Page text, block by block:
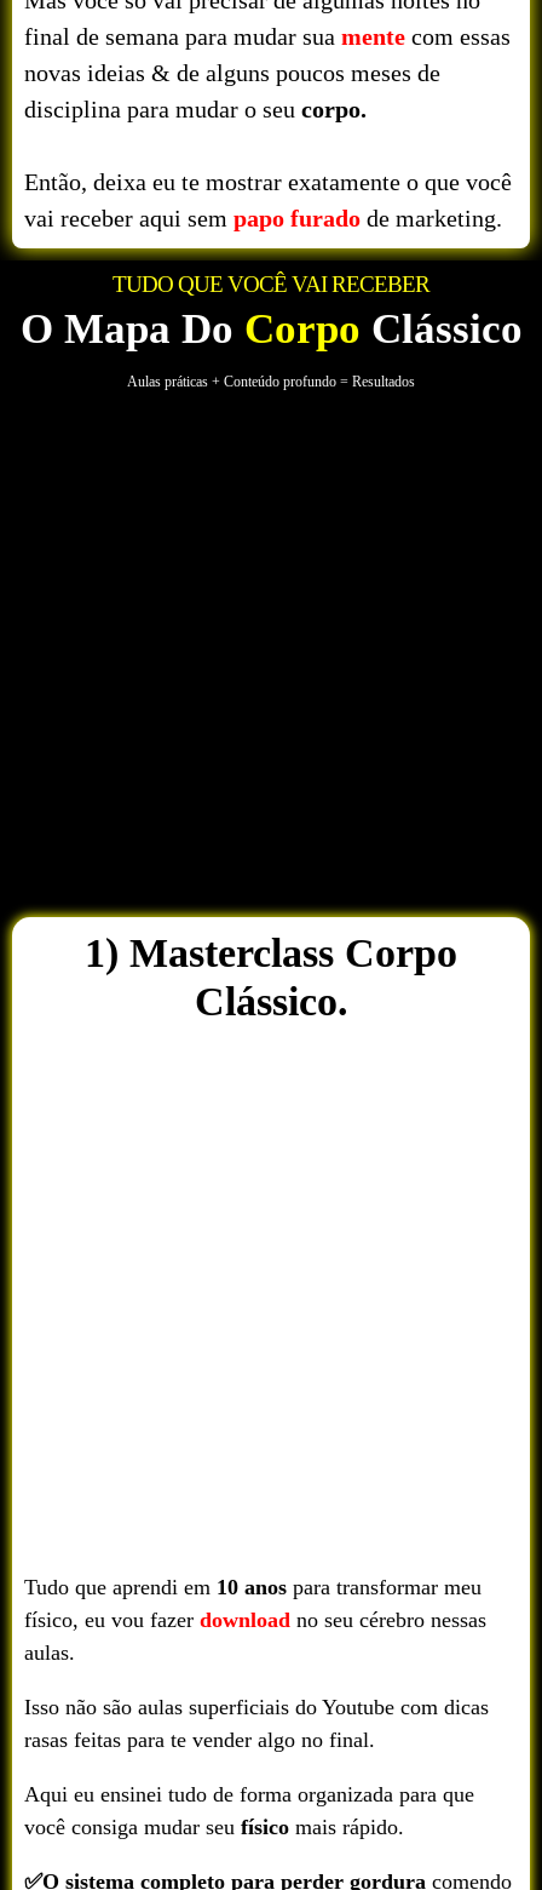
final de semana para mudar sua mente com essas
novas ideias & de alguns poucos meses de
disciplina para mudar o seu corpo.
Então, deixa eu te mostrar exatamente o que você
vai receber aqui sem papo furado de marketing.
TUDO QUE VOCÊ VAI RECEBER
O Mapa Do Corpo Clássico
Aulas práticas + Conteúdo profundo = Resultados
1) Masterclass Corpo
Clássico.
Tudo que aprendi em 10 anos para transformar meu
físico, eu vou fazer download no seu cérebro nessas
aulas.
Isso não são aulas superficiais do Youtube com dicas
rasas feitas para te vender algo no final.
Aqui eu ensinei tudo de forma organizada para que
você consiga mudar seu físico mais rápido.
✅O sistema completo para perder gordura comendo